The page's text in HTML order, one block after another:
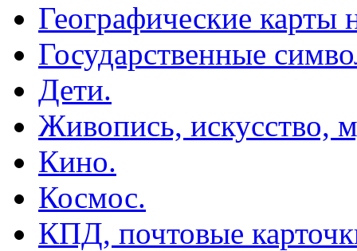
Географические карты
Государственные
Дети.
Живопись, искусство,
Кино.
Космос.
КПД, почтовые